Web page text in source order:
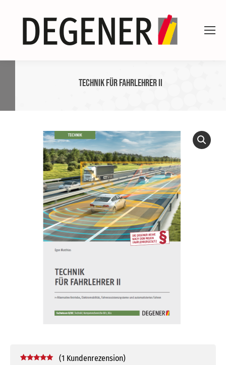
Technik für Fahrlehrer II
(1 Kundenrezension)